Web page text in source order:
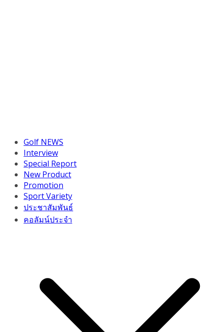
Golf NEWS
Interview
Special Report
New Product
Promotion
Sport Variety
ประชาสัมพันธ์
คอลัมน์ประจำ